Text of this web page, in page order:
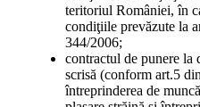
teritoriul României, în
condiţiile prevăzute la
344/2006;
contractul de punere la
scrisă (conform art.5
întreprinderea de